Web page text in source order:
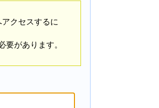
クセスするに
要があります。